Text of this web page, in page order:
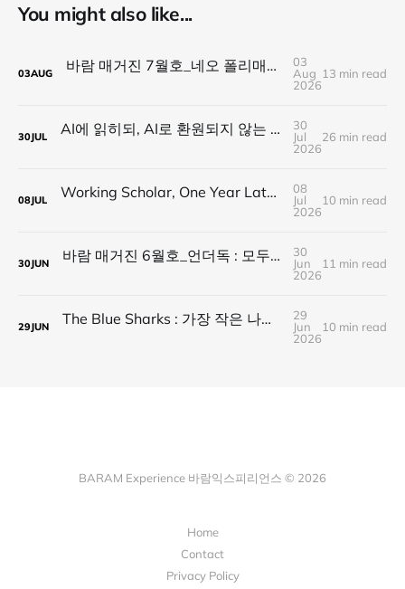
You might also like...
03AUG 바람 매거진 7월호_네오 폴리매스 : 명함 한 줄에 갇히지 않는 사람들
03
Aug
2026
13 min read
30JUL AI에 읽히되, AI로 환원되지 않는 것 — 새로운 낭만의 시대, 브랜드와 비즈니스가 향해야 할 방향
30
Jul
2026
26 min read
08JUL Working Scholar, One Year Later : 1년 후, 다시 보내는 응원
08
Jul
2026
10 min read
30JUN 바람 매거진 6월호_언더독 : 모두가 가는 길을 가지 않는다, 나의 길을 만든다
30
Jun
2026
11 min read
29JUN The Blue Sharks : 가장 작은 나라가 만든 가장 넓은 연결
29
Jun
2026
10 min read
BARAM Experience 바람익스피리언스 © 2026
Home
Contact
Privacy Policy